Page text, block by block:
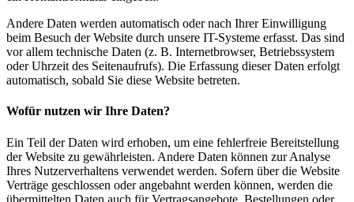
Andere Daten werden automatisch oder nach Ihrer Einwilligung
beim Besuch der Website durch unsere IT-Systeme erfasst. Das sind
vor allem technische Daten (z. B. Internetbrowser, Betriebssystem
oder Uhrzeit des Seitenaufrufs). Die Erfassung dieser Daten erfolgt
automatisch, sobald Sie diese Website betreten.
Wofür nutzen wir Ihre Daten?
Ein Teil der Daten wird erhoben, um eine fehlerfreie Bereitstellung
der Website zu gewährleisten. Andere Daten können zur Analyse
Ihres Nutzerverhaltens verwendet werden. Sofern über die Website
Verträge geschlossen oder angebahnt werden können, werden die
übermittelten Daten auch für Vertragsangebote, Bestellungen oder